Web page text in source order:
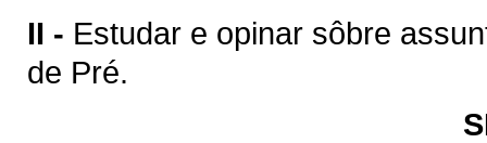
II - Estudar e opinar sôbre
de Pré.